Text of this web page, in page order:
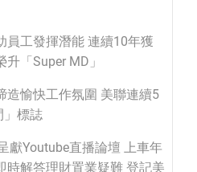
員工發揮潛能 連續10年獲
升「Super MD」
造愉快工作氛圍 美聯連續5
」標誌
獻Youtube直播論壇 上車年
時解答理財置業疑難 登記美